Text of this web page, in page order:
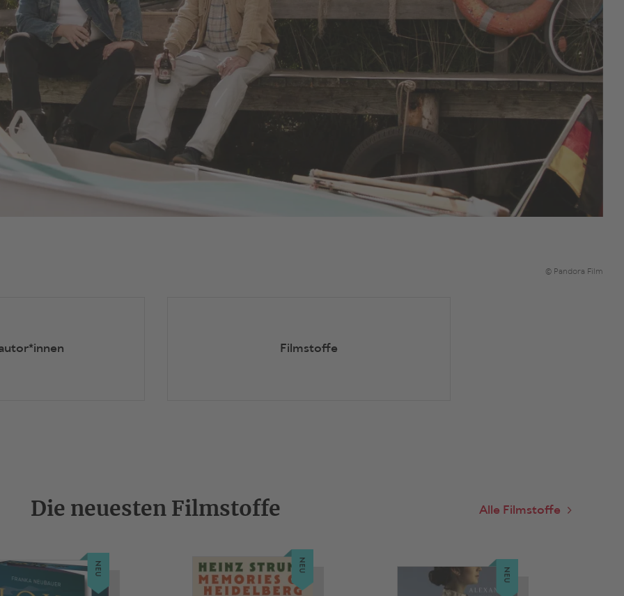
© Pandora Film
Filmstoffe
Die neuesten Filmstoffe Alle Filmstoffe